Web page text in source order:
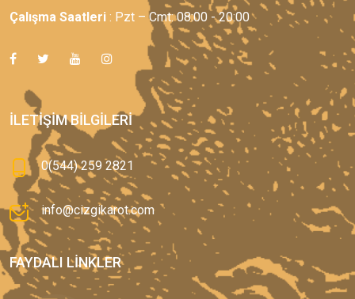
Çalışma Saatleri : Pzt – Cmt: 08:00 - 20:00
İLETIŞIM BILGILERI
0(544) 259 2821
info@cizgikarot.com
FAYDALI LINKLER